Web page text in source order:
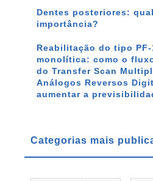
Dentes posteriores:
importância?
Reabilitação do tipo
monolítica: como o
do Transfer Scan
Análogos Reversos
aumentar a
Categorias mais